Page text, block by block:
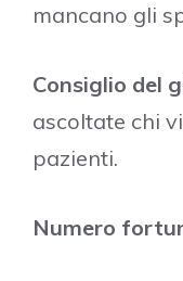
mancano gli
Consiglio del
ascoltate chi
pazienti.
Numero